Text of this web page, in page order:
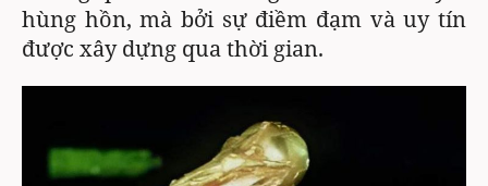
hùng hồn, mà bởi sự điềm đạm và uy tín
được xây dựng qua thời gian.